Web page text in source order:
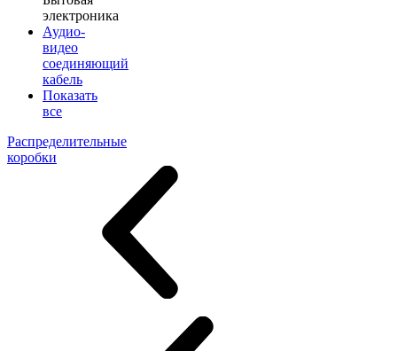
электроника
Аудио-
видео
соединяющий
кабель
Показать
все
Распределительные
коробки